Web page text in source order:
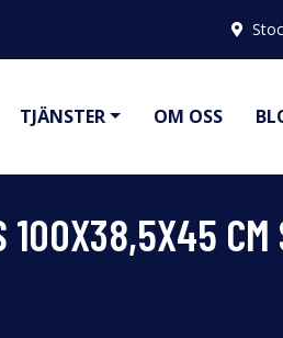
TJÄNSTER OM OSS
100X38,5X45 CM